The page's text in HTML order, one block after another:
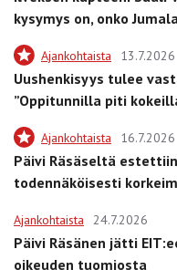
kysymys on, onko
Ajankohtaista 13.7.2026
Uushenkisyys tulee
”Oppitunnilla piti
Ajankohtaista 16.7.2026
Päivi Räsäseltä
todennäköisesti
Ajankohtaista 24.7.2026
Päivi Räsänen jätti
oikeuden tuomiosta